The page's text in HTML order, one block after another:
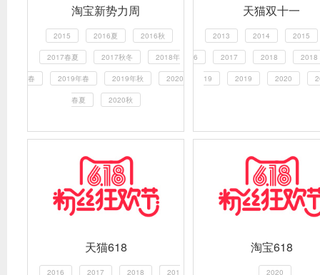
淘宝新势力周
2015 2016夏 2016秋
2017春夏 2017秋冬 2018年
春 2019年春 2019年秋 2020
春夏 2020秋
天猫双十一
2013 2014 2015
6 2017 2018 2018
19 2019 2020
天猫618
2016 2017 2018 201
淘宝618
2020